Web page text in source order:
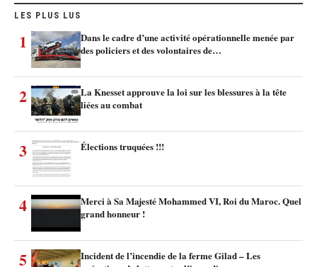
LES PLUS LUS
1
Dans le cadre d’une activité opérationnelle menée par
des policiers et des volontaires de…
2
La Knesset approuve la loi sur les blessures à la tête
liées au combat
3 Élections truquées !!!
4
Merci à Sa Majesté Mohammed VI, Roi du Maroc. Quel
grand honneur !
5
Incident de l’incendie de la ferme Gilad – Les